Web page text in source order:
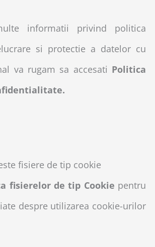
informatii privind politica
si protectie a datelor cu
va rugam sa accesati Politica
fisiere de tip cookie
fisierelor de tip Cookie pentru
despre utilizarea cookie-urilor